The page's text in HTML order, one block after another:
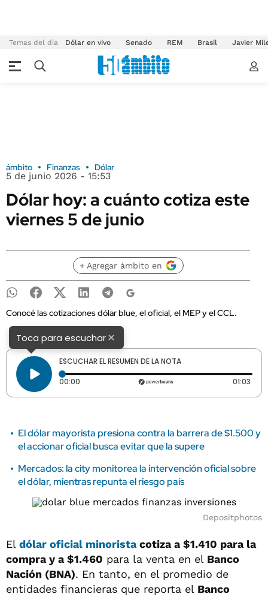
Temas del día Dólar en vivo Senado REM Brasil Javier
ámbito Finanzas Dólar
5 de junio 2026 - 15:53
Dólar hoy: a cuánto cotiza este
viernes 5 de junio
+ Agregar ámbito en
Conocé las cotizaciones dólar blue, el oficial, el MEP y el CCL.
Toca para escuchar×
ESCUCHAR EL RESUMEN DE LA NOTA
00:00 Tiempo transcurrido: 0 segundos 01:03
El dólar mayorista presiona contra la barrera de $1.500 y
el accionar oficial busca evitar que la supere
Mercados: la city monitorea la intervención oficial sobre
el dólar, mientras repunta el riesgo país
Depositphotos
El dólar oficial minoristacotiza a$1.410 para la
compra y a$1.460 para la venta en el Banco
Nación (BNA). En tanto, en el promedio de
entidades financieras que reporta el Banco